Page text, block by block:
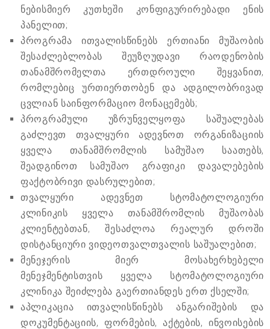
ნებისმიერ კუთხეში კონფიგურირებადი ენის
პანელით;
პროგრამა ითვალისწინებს ერთიანი მუშაობის
შესაძლებლობას შეუზღუდავი რაოდენობის
თანამშრომელთა ერთდროული შეყვანით,
რომლებიც ურთიერთობენ და ადგილობრივად
ცვლიან საინფორმაციო მონაცემებს;
პროგრამული უზრუნველყოფა საშუალებას
გაძლევთ თვალყური ადევნოთ ორგანიზაციის
ყველა თანამშრომლის სამუშაო საათებს,
შეადგინოთ სამუშაო გრაფიკი დავალებების
ფაქტობრივი დასრულებით;
თვალყური ადევნეთ სტომატოლოგიური
კლინიკის ყველა თანამშრომლის მუშაობას
კლიენტებთან, შესაძლოა რეალურ დროში
დისტანციური ვიდეოთვალთვალის საშუალებით;
მენეჯერის მიერ მოსახერხებელი
მენეჯმენტისთვის ყველა სტომატოლოგიური
კლინიკა შეიძლება გაერთიანდეს ერთ ქსელში;
აპლიკაცია ითვალისწინებს ანგარიშების და
დოკუმენტაციის, ფორმების, აქტების, ინვოისების